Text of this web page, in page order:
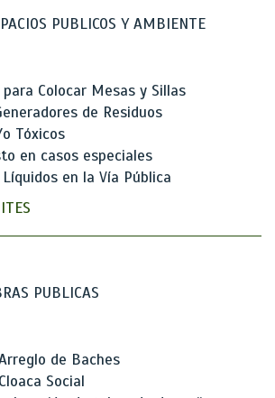
PUBLICOS Y AMBIENTE
Colocar Mesas y Sillas
de Residuos
Tóxicos
en casos especiales
en la Vía Pública
PUBLICAS
de Baches
Social